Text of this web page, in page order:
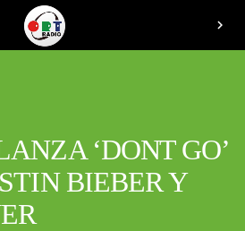
chevron_right
‘DONT GO’
BIEBER Y